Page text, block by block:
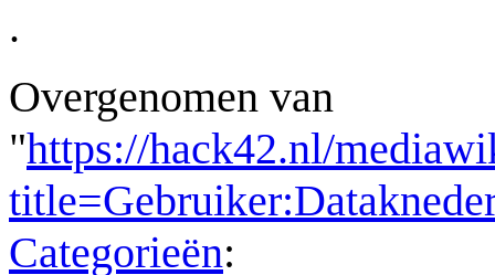
.
Overgenomen van
"https://hack42.nl/
Categorieën: